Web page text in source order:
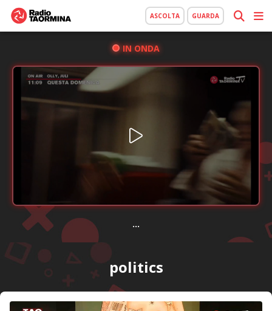
ASCOLTA GUARDA
IN ONDA
...
politics